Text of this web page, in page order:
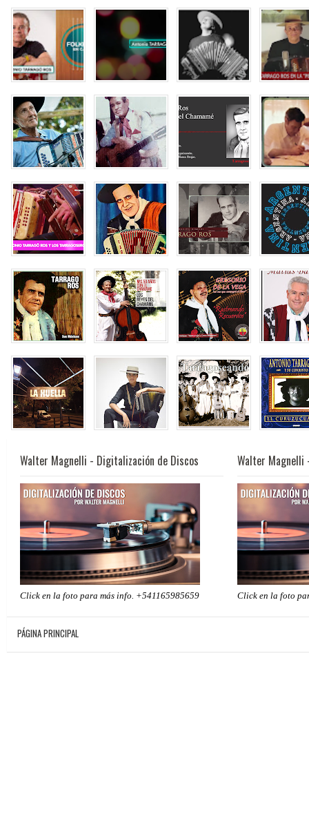
Walter Magnelli - Digitalización de Discos
Click en la foto para más info. +541165985659
Walter Magnelli
Click en la foto
PÁGINA PRINCIPAL